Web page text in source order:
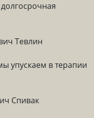
Тевлин
упускаем в терапии
Спивак